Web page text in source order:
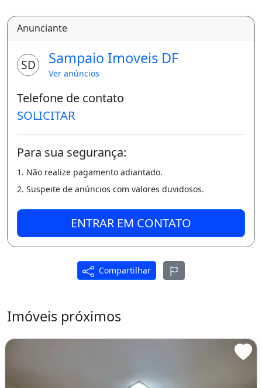
Anunciante
SD Sampaio Imoveis DF
Ver anúncios
Telefone de contato
SOLICITAR
Para sua segurança:
1. Não realize pagamento adiantado.
2. Suspeite de anúncios com valores duvidosos.
ENTRAR EM CONTATO
Compartilhar
Imóveis próximos